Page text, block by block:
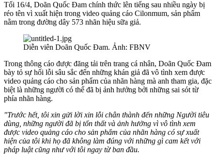
Tối 16/4, Doãn Quốc Đam chính thức lên tiếng sau nhiều ngày bị
réo tên vì xuất hiện trong video quảng cáo Cilonmum, sản phẩm
nằm trong đường dây 573 nhãn hiệu sữa giả.
Diễn viên Doãn Quốc Đam. Ảnh: FBNV
Trong thông cáo được đăng tải trên trang cá nhân, Doãn Quốc Đam
bày tỏ sự hối lỗi sâu sắc đến những khán giả đã vô tình xem được
video quảng cáo cho sản phẩm của nhãn hàng mà anh tham gia, đặc
biệt là những người có thể đã bị ảnh hưởng bởi những sai sót từ
phía nhãn hàng.
"Trước hết, tôi xin gửi lời xin lỗi chân thành đến những Người tiêu
dùng, những người đã bị tổn thất và ảnh hưởng vì vô tình xem
được video quảng cáo cho sản phẩm của nhãn hàng có sự xuất
hiện của tôi khi họ đã không làm đúng với những gì cam kết với
pháp luật cũng như với tôi ngay từ ban đầu.